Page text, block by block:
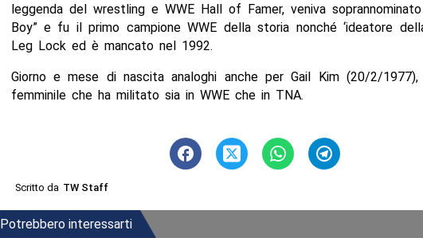
leggenda del wrestling e WWE Hall of Famer, veniva
Boy” e fu il primo campione WWE della storia nonché ‘ideatore
Leg Lock ed è mancato nel 1992.
Giorno e mese di nascita analoghi anche per Gail Kim (20/2/1977),
femminile che ha militato sia in WWE che in TNA.
Scritto da TW Staff
Potrebbero interessarti